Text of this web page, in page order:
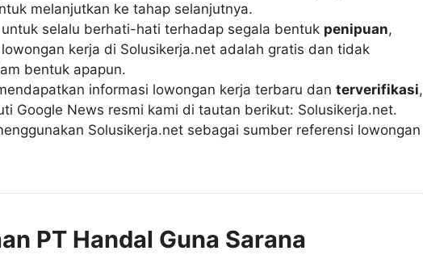
melanjutkan ke tahap selanjutnya.
selalu berhati-hati terhadap segala bentuk penipuan,
kerja di Solusikerja.net adalah gratis dan tidak
bentuk apapun.
informasi lowongan kerja terbaru dan terverifikasi,
Google News resmi kami di tautan berikut: Solusikerja.net.
Solusikerja.net sebagai sumber referensi lowongan
PT Handal Guna Sarana